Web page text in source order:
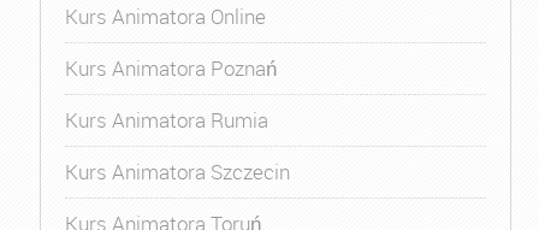
Kurs Animatora Online
Kurs Animatora Poznań
Kurs Animatora Rumia
Kurs Animatora Szczecin
Kurs Animatora Toruń